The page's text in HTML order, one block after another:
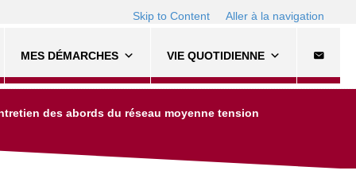
Skip to Content Aller à la navigation
MES DÉMARCHES VIE QUOTIDIENNE
des abords du réseau moyenne tension